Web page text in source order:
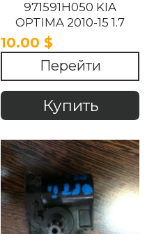
971591H050 KIA
OPTIMA 2010-15 1.7
10.00 $
Перейти
Купить